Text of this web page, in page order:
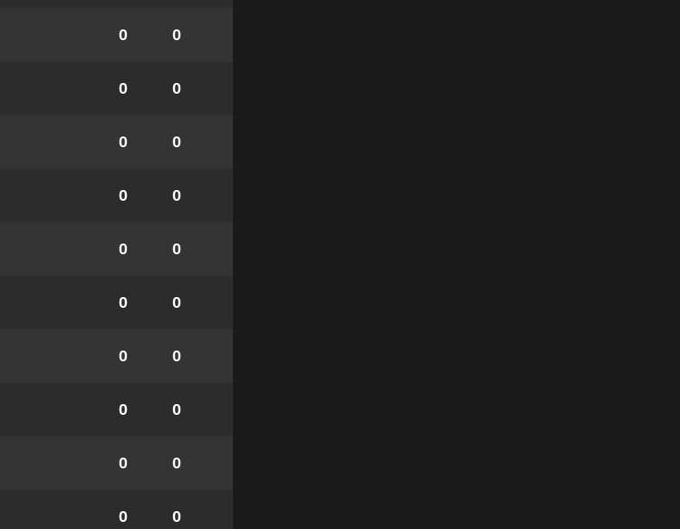
0 0
0 0
0 0
0 0
0 0
0 0
0 0
0 0
0 0
0 0